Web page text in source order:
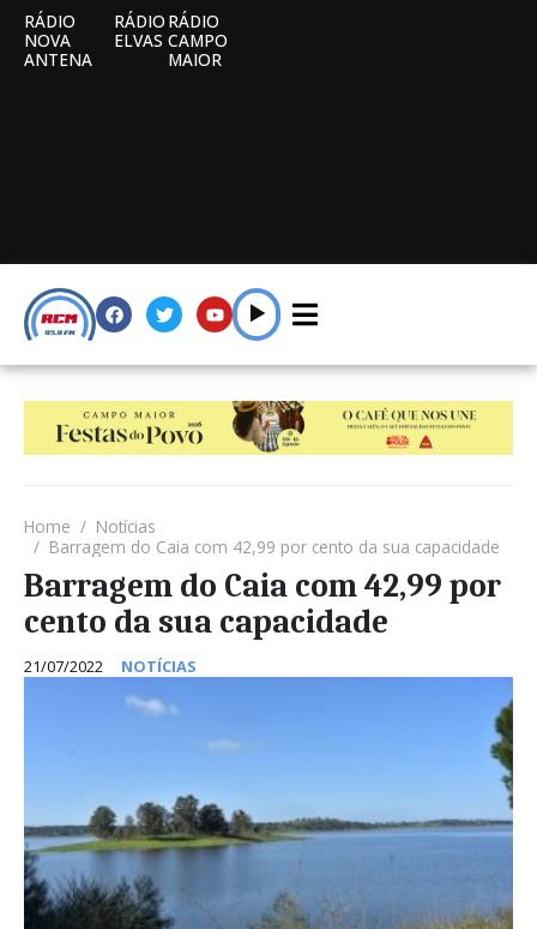
RÁDIO
NOVA
ANTENA
RÁDIO
ELVAS
RÁDIO
CAMPO
MAIOR
Home
Notícias
Barragem do Caia com 42,99 por cento da sua capacidade
Barragem do Caia com 42,99 por
cento da sua capacidade
21/07/2022 NOTÍCIAS